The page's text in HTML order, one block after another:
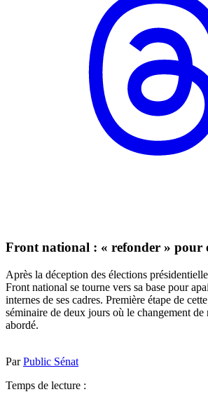
Front national : « refonder » pour
Après la déception des élections
Front national se tourne vers sa base pour
internes de ses cadres. Première étape de
séminaire de deux jours où le changement de
abordé.
ParPublic Sénat
Temps de lecture :